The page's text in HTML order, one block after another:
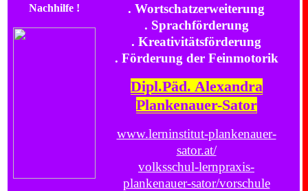
. Wortschatzerweiterung
. Sprachförderung
. Kreativitätsförderung
. Förderung der Feinmotorik
Dipl.Päd. Alexandra
Plankenauer-Sator
www.lerninstitut-plankenauer-
sator.at/
volksschul-lernpraxis-
plankenauer-sator/vorschule